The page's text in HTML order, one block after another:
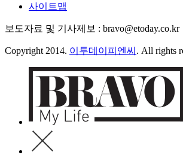
사이트맵
보도자료 및 기사제보 : bravo@etoday.co.kr
Copyright 2014. 이투데이피엔씨 . All rights